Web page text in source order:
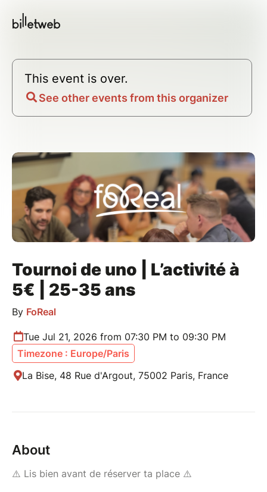
This event is over.
See other events from this organizer
Tournoi de uno | L’activité à
5€ | 25-35 ans
By FoReal
Tue Jul 21, 2026 from 07:30 PM to 09:30 PM
Timezone : Europe/Paris
La Bise, 48 Rue d'Argout, 75002 Paris, France
About
⚠️ Lis bien avant de réserver ta place ⚠️